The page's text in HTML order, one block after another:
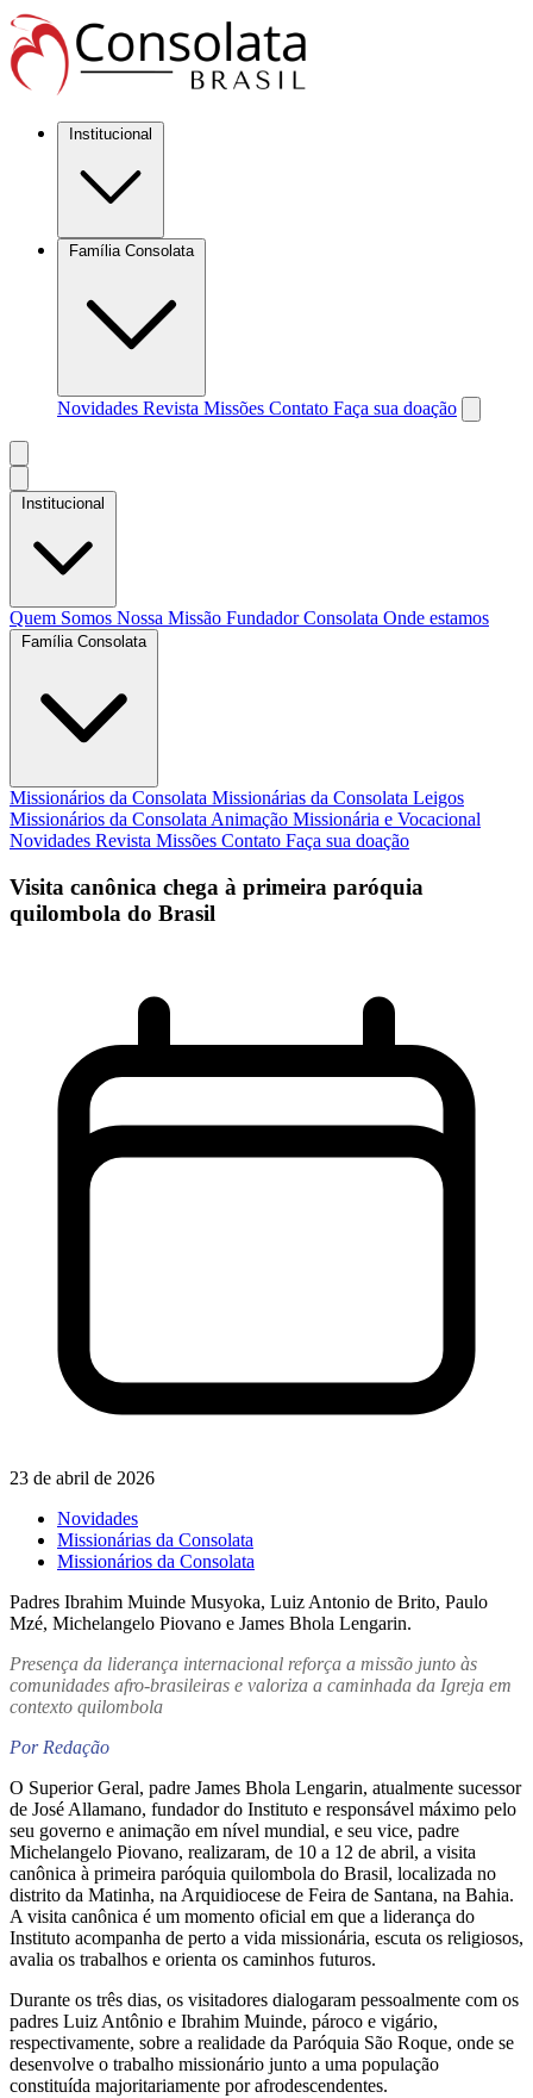
Institucional
Família Consolata
Novidades Revista Missões Contato Faça sua doação
Institucional
Quem Somos Nossa Missão FundadorConsolata Onde estamos
Família Consolata
Missionários da Consolata Missionárias da Consolata Leigos
Missionários da Consolata Animação Missionária e Vocacional
Novidades Revista Missões Contato Faça sua doação
Visita canônica chega à primeira paróquia
quilombola do Brasil
23 de abril de 2026
Novidades
Missionárias da Consolata
Missionários da Consolata
Padres Ibrahim Muinde Musyoka, Luiz Antonio de Brito, Paulo
Mzé, Michelangelo Piovano e James Bhola Lengarin.
Presença da liderança internacional reforça a missão junto às
comunidades afro-brasileiras e valoriza a caminhada da Igreja em
contexto quilombola
Por Redação
O Superior Geral, padre James Bhola Lengarin, atualmente sucessor
de José Allamano, fundador do Instituto e responsável máximo pelo
seu governo e animação em nível mundial, e seu vice, padre
Michelangelo Piovano, realizaram, de 10 a 12 de abril, a visita
canônica à primeira paróquia quilombola do Brasil, localizada no
distrito da Matinha, na Arquidiocese de Feira de Santana, na Bahia.
A visita canônica é um momento oficial em que a liderança do
Instituto acompanha de perto a vida missionária, escuta os religiosos,
avalia os trabalhos e orienta os caminhos futuros.
Durante os três dias, os visitadores dialogaram pessoalmente com os
padres Luiz Antônio e Ibrahim Muinde, pároco e vigário,
respectivamente, sobre a realidade da Paróquia São Roque, onde se
desenvolve o trabalho missionário junto a uma população
constituída majoritariamente por afrodescendentes.